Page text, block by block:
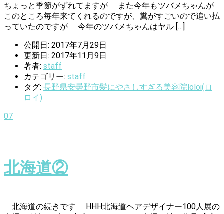
ちょっと季節がずれてますが また今年もツバメちゃんが
このところ毎年来てくれるのですが、糞がすごいので追い払
っていたのですが 今年のツバメちゃんはヤル […]
公開日: 2017年7月29日
更新日: 2017年11月9日
著者: staff
カテゴリー: staff
タグ: 長野県安曇野市髪にやさしすぎる美容院loloi(ロ
ロイ)
07
北海道②
北海道の続きです HHH北海道ヘアデザイナー100人展の